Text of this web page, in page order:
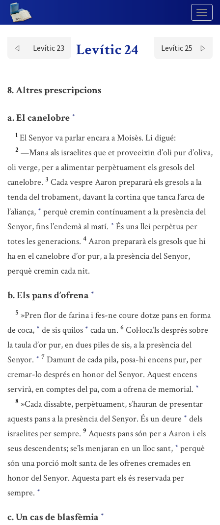
Levític 23 Levític 24 Levític 25
8. Altres prescripcions
a. El canelobre *
1 El Senyor va parlar encara a Moisès. Li digué:
2 —Mana als israelites que et proveeixin d’oli pur d’oliva,
oli verge, per a alimentar perpètuament els gresols del
canelobre. 3 Cada vespre Aaron prepararà els gresols a la
tenda del trobament, davant la cortina que tanca l’arca de
l’aliança, * perquè cremin contínuament a la presència del
Senyor, fins l’endemà al matí. * És una llei perpètua per
totes les generacions. 4 Aaron prepararà els gresols que hi
ha en el canelobre d’or pur, a la presència del Senyor,
perquè cremin cada nit.
b. Els pans d’ofrena *
5 »Pren flor de farina i fes-ne coure dotze pans en forma
de coca, * de sis quilos * cada un. 6 Col·loca’ls després sobre
la taula d’or pur, en dues piles de sis, a la presència del
Senyor. * 7 Damunt de cada pila, posa-hi encens pur, per
cremar-lo després en honor del Senyor. Aquest encens
servirà, en comptes del pa, com a ofrena de memorial. *
8 »Cada dissabte, perpètuament, s’hauran de presentar
aquests pans a la presència del Senyor. És un deure * dels
israelites per sempre. 9 Aquests pans són per a Aaron i els
seus descendents; se’ls menjaran en un lloc sant, * perquè
són una porció molt santa de les ofrenes cremades en
honor del Senyor. Aquesta part els és reservada per
sempre. *
c. Un cas de blasfèmia *